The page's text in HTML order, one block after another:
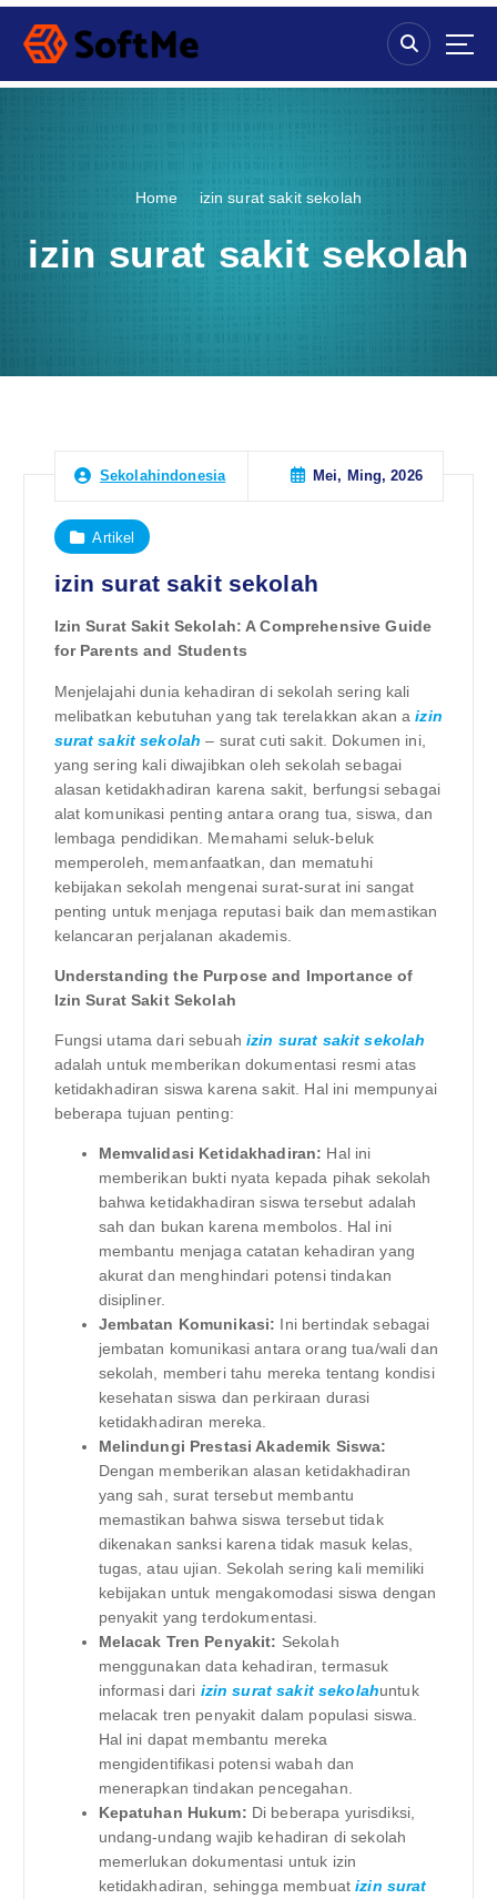
S
p
Home izin surat sakit sekolah
izin surat sakit sekolah
Sekolahindonesia Mei, Ming, 2026
Artikel
izin surat sakit sekolah
Izin Surat Sakit Sekolah: A Comprehensive Guide
for Parents and Students
Menjelajahi dunia kehadiran di sekolah sering kali
melibatkan kebutuhan yang tak terelakkan akan aizin
surat sakit sekolah – surat cuti sakit. Dokumen ini,
yang sering kali diwajibkan oleh sekolah sebagai
alasan ketidakhadiran karena sakit, berfungsi sebagai
alat komunikasi penting antara orang tua, siswa, dan
lembaga pendidikan. Memahami seluk-beluk
memperoleh, memanfaatkan, dan mematuhi
kebijakan sekolah mengenai surat-surat ini sangat
penting untuk menjaga reputasi baik dan memastikan
kelancaran perjalanan akademis.
Understanding the Purpose and Importance of
Izin Surat Sakit Sekolah
Fungsi utama dari sebuahizin surat sakit sekolah
adalah untuk memberikan dokumentasi resmi atas
ketidakhadiran siswa karena sakit. Hal ini mempunyai
beberapa tujuan penting:
Memvalidasi Ketidakhadiran: Hal ini
memberikan bukti nyata kepada pihak sekolah
bahwa ketidakhadiran siswa tersebut adalah
sah dan bukan karena membolos. Hal ini
membantu menjaga catatan kehadiran yang
akurat dan menghindari potensi tindakan
disipliner.
Jembatan Komunikasi: Ini bertindak sebagai
jembatan komunikasi antara orang tua/wali dan
sekolah, memberi tahu mereka tentang kondisi
kesehatan siswa dan perkiraan durasi
ketidakhadiran mereka.
Melindungi Prestasi Akademik Siswa:
Dengan memberikan alasan ketidakhadiran
yang sah, surat tersebut membantu
memastikan bahwa siswa tersebut tidak
dikenakan sanksi karena tidak masuk kelas,
tugas, atau ujian. Sekolah sering kali memiliki
kebijakan untuk mengakomodasi siswa dengan
penyakit yang terdokumentasi.
Melacak Tren Penyakit: Sekolah
menggunakan data kehadiran, termasuk
informasi dari izin surat sakit sekolahuntuk
melacak tren penyakit dalam populasi siswa.
Hal ini dapat membantu mereka
mengidentifikasi potensi wabah dan
menerapkan tindakan pencegahan.
Kepatuhan Hukum: Di beberapa yurisdiksi,
undang-undang wajib kehadiran di sekolah
memerlukan dokumentasi untuk izin
ketidakhadiran, sehingga membuatizin surat